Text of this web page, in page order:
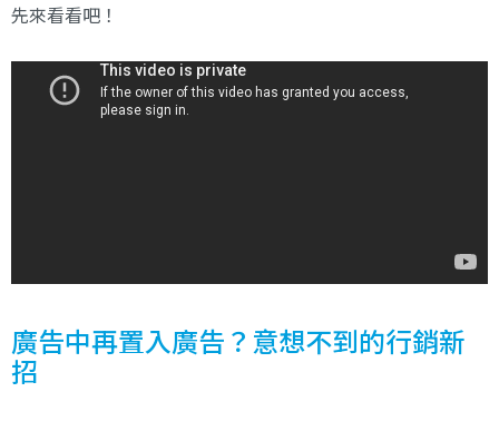
先來看看吧！
廣告中再置入廣告？意想不到的行銷新
招